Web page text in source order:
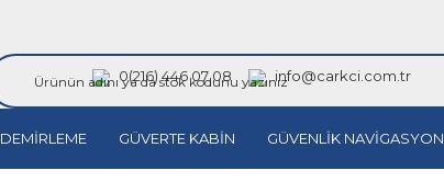
0(216) 446 07 08 info@carkci.com.tr
DEMİRLEME GÜVERTE KABİN GÜVENLİK NAVİGASYON